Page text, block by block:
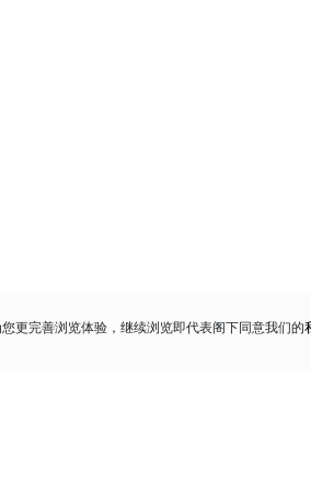
更完善浏览体验，继续浏览即代表阁下同意我们的